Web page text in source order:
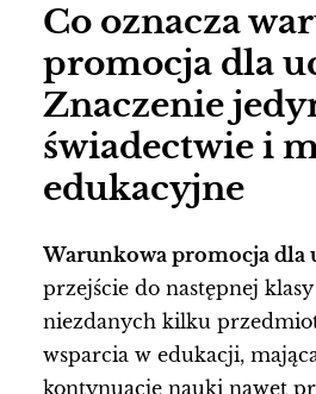
Co oznacza
promocja dla
Znaczenie
świadectwie i
edukacyjne
Warunkowa promocja dla
przejście do następnej
niezdanych kilku
wsparcia w edukacji,
kontynuację nauki nawet